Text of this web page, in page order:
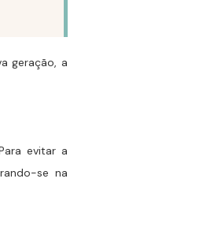
geração, a
evitar a
se na